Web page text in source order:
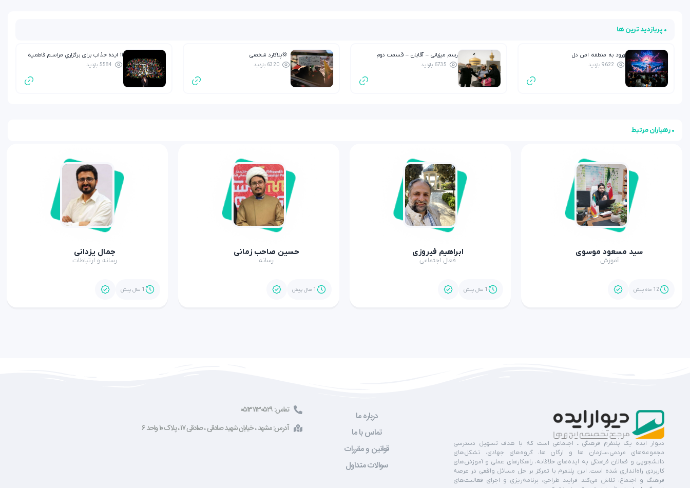
• پربازدید ترین ها
ورود به منطقه امن دل
9622 بازدید
رسم میزبانی – آقایان – قسمت دوم
6735 بازدید
💢پلاکارد شخصی
6320 بازدید
۱۱ ایده جذاب برای برگزاریِ مراسـم فاطمـیه
بـرای کودکـان
5584 بازدید
• رهیاران مرتبط
سید مسعود موسوی
آموزش
12 ماه پیش
ابراهیم فیروزی
فعال اجتماعی
1 سال پیش
حسین صاحب زمانی
رسانه
1 سال پیش
جمال یزدانی
رسانه و ارتباطات
1 سال پیش
دیوار ایده یک پلتفرم فرهنگی ـ اجتماعی است که با هدف تسهیل دسترسی
مجموعه‌های مردمی،سازمان ها و ارگان ها، گروه‌های جهادی، تشکل‌های
دانشجویی و فعالان فرهنگی به ایده‌های خلاقانه، راهکارهای عملی و آموزش‌های
کاربردی راه‌اندازی شده است. این پلتفرم با تمرکز بر حل مسائل واقعی در عرصه
فرهنگ و اجتماع، تلاش می‌کند فرایند طراحی، برنامه‌ریزی و اجرای فعالیت‌های
درباره ما
تماس با ما
قوانین و مقررات
سوالات متداول
تماس: ۰۵۱۳۷۱۳۰۵۲۹
آدرس: مشهد ، خیابان شهید صادقی ، صادقی ۱۷ ، پلاک ۱۰ واحد ۶